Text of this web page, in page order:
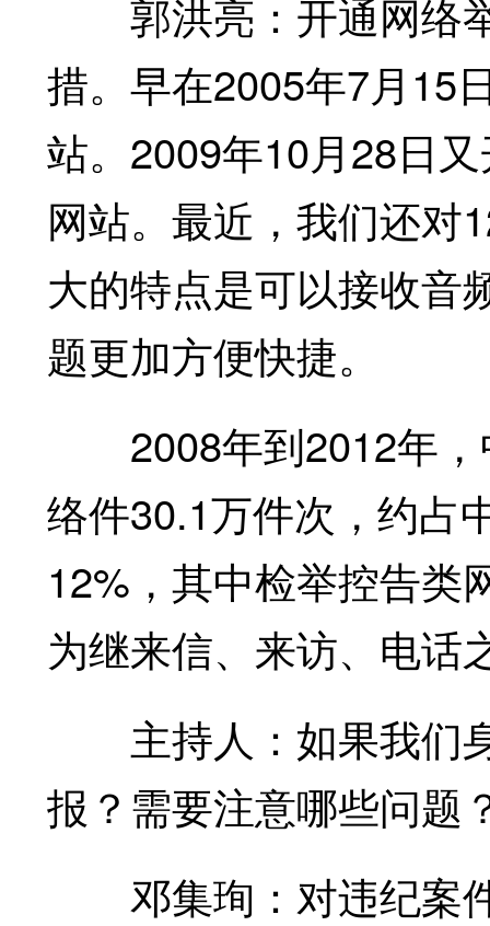
郭洪亮：开通网络
措。早在2005年7月15
站。2009年10月28日
网站。最近，我们还对
大的特点是可以接收音
题更加方便快捷。
2008年到2012年，
络件30.1万件次，约占
12%，其中检举控告类
为继来信、来访、电话
主持人：如果我们
报？需要注意哪些问题
邓集珣：对违纪案